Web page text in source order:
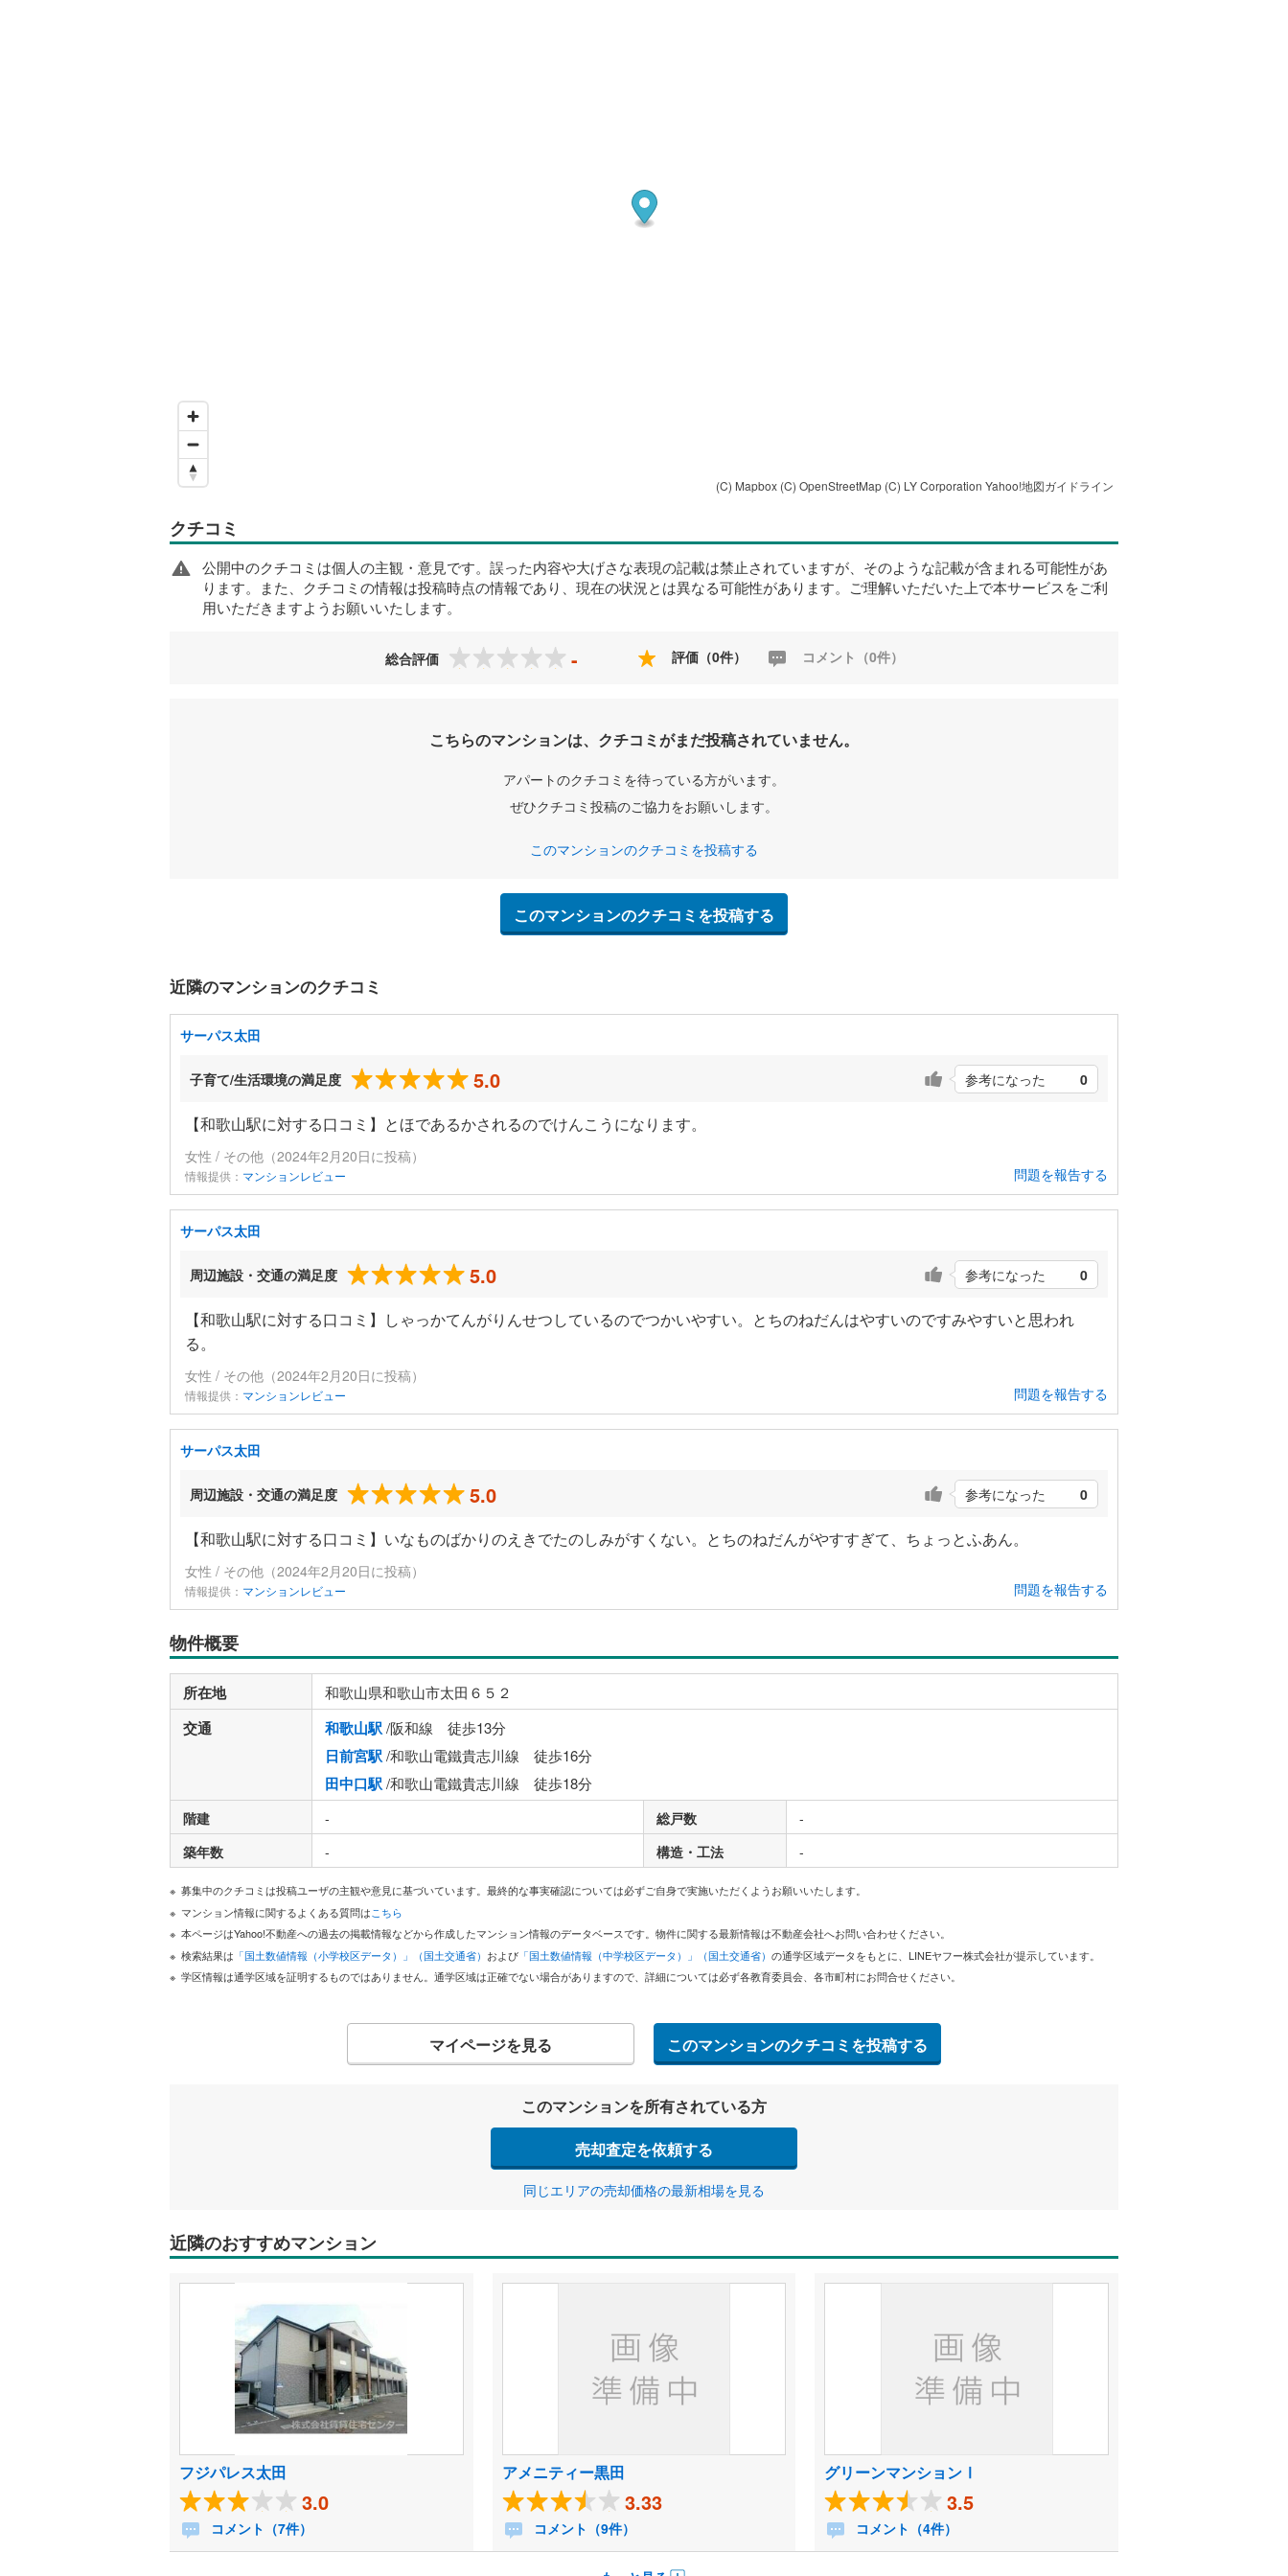
(C) Mapbox (C) OpenStreetMap (C) LY Corporation Yahoo!地図ガイドライン
クチコミ
公開中のクチコミは個人の主観・意見です。誤った内容や大げさな表現の記載は禁止されていますが、そのような記載が含まれる可能性があ
ります。また、クチコミの情報は投稿時点の情報であり、現在の状況とは異なる可能性があります。ご理解いただいた上で本サービスをご利
用いただきますようお願いいたします。
総合評価 - 評価（0件） コメント（0件）
こちらのマンションは、クチコミがまだ投稿されていません。
アパートのクチコミを待っている方がいます。
ぜひクチコミ投稿のご協力をお願いします。
このマンションのクチコミを投稿する
このマンションのクチコミを投稿する
近隣のマンションのクチコミ
サーパス太田
子育て/生活環境の満足度 5.0 参考になった 0
【和歌山駅に対する口コミ】とほであるかされるのでけんこうになります。
女性 / その他（2024年2月20日に投稿）
情報提供： マンションレビュー 問題を報告する
サーパス太田
周辺施設・交通の満足度 5.0 参考になった 0
【和歌山駅に対する口コミ】しゃっかてんがりんせつしているのでつかいやすい。とちのねだんはやすいのですみやすいと思われ
る。
女性 / その他（2024年2月20日に投稿）
情報提供： マンションレビュー 問題を報告する
サーパス太田
周辺施設・交通の満足度 5.0 参考になった 0
【和歌山駅に対する口コミ】いなものばかりのえきでたのしみがすくない。とちのねだんがやすすぎて、ちょっとふあん。
女性 / その他（2024年2月20日に投稿）
情報提供： マンションレビュー 問題を報告する
物件概要
所在地 和歌山県和歌山市太田６５２
交通 和歌山駅/阪和線 徒歩13分
日前宮駅/和歌山電鐵貴志川線 徒歩16分
田中口駅/和歌山電鐵貴志川線 徒歩18分
階建 - 総戸数
-
築年数
- 構造・工法 -
募集中のクチコミは投稿ユーザの主観や意見に基づいています。最終的な事実確認については必ずご自身で実施いただくようお願いいたします。
マンション情報に関するよくある質問はこちら
本ページはYahoo!不動産への過去の掲載情報などから作成したマンション情報のデータベースです。物件に関する最新情報は不動産会社へお問い合わせください。
検索結果は 「国土数値情報（小学校区データ）」（国土交通省） および 「国土数値情報（中学校区データ）」（国土交通省） の通学区域データをもとに、LINEヤフー株式会社が提示しています。
学区情報は通学区域を証明するものではありません。通学区域は正確でない場合がありますので、詳細については必ず各教育委員会、各市町村にお問合せください。
マイページを見る このマンションのクチコミを投稿する
このマンションを所有されている方
売却査定を依頼する
同じエリアの売却価格の最新相場を見る
近隣のおすすめマンション
フジパレス太田
3.0
コメント（7件）
アメニティー黒田
3.33
コメント（9件）
グリーンマンションⅠ
3.5
コメント（4件）